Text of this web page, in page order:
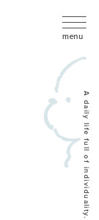
A daily life full of individuality.